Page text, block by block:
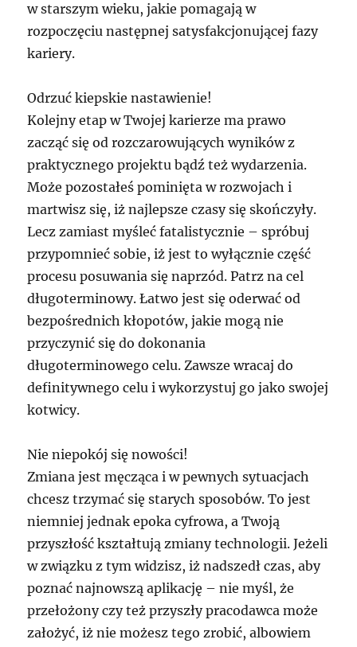
w starszym wieku, jakie pomagają w
rozpoczęciu następnej satysfakcjonującej fazy
kariery.
Odrzuć kiepskie nastawienie!
Kolejny etap w Twojej karierze ma prawo
zacząć się od rozczarowujących wyników z
praktycznego projektu bądź też wydarzenia.
Może pozostałeś pominięta w rozwojach i
martwisz się, iż najlepsze czasy się skończyły.
Lecz zamiast myśleć fatalistycznie – spróbuj
przypomnieć sobie, iż jest to wyłącznie część
procesu posuwania się naprzód. Patrz na cel
długoterminowy. Łatwo jest się oderwać od
bezpośrednich kłopotów, jakie mogą nie
przyczynić się do dokonania
długoterminowego celu. Zawsze wracaj do
definitywnego celu i wykorzystuj go jako swojej
kotwicy.
Nie niepokój się nowości!
Zmiana jest męcząca i w pewnych sytuacjach
chcesz trzymać się starych sposobów. To jest
niemniej jednak epoka cyfrowa, a Twoją
przyszłość kształtują zmiany technologii. Jeżeli
w związku z tym widzisz, iż nadszedł czas, aby
poznać najnowszą aplikację – nie myśl, że
przełożony czy też przyszły pracodawca może
założyć, iż nie możesz tego zrobić, albowiem